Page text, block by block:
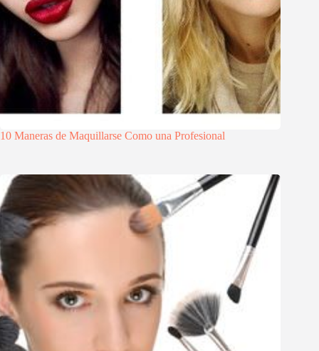
10 Maneras de Maquillarse Como una Profesional